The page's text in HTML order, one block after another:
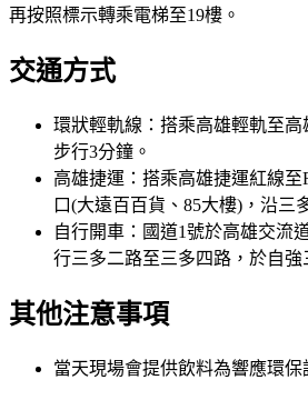
再按照標示轉乘電梯至19樓。
交通方式
環狀輕軌線：搭乘高雄輕軌至
步行3分鐘。
高雄捷運：搭乘高雄捷運紅線至
口(大遠百百貨、85大樓)，沿三
自行開車：國道1號於高雄交流
行三多二路至三多四路，於自強
其他注意事項
當天現場會提供飲料為響應環